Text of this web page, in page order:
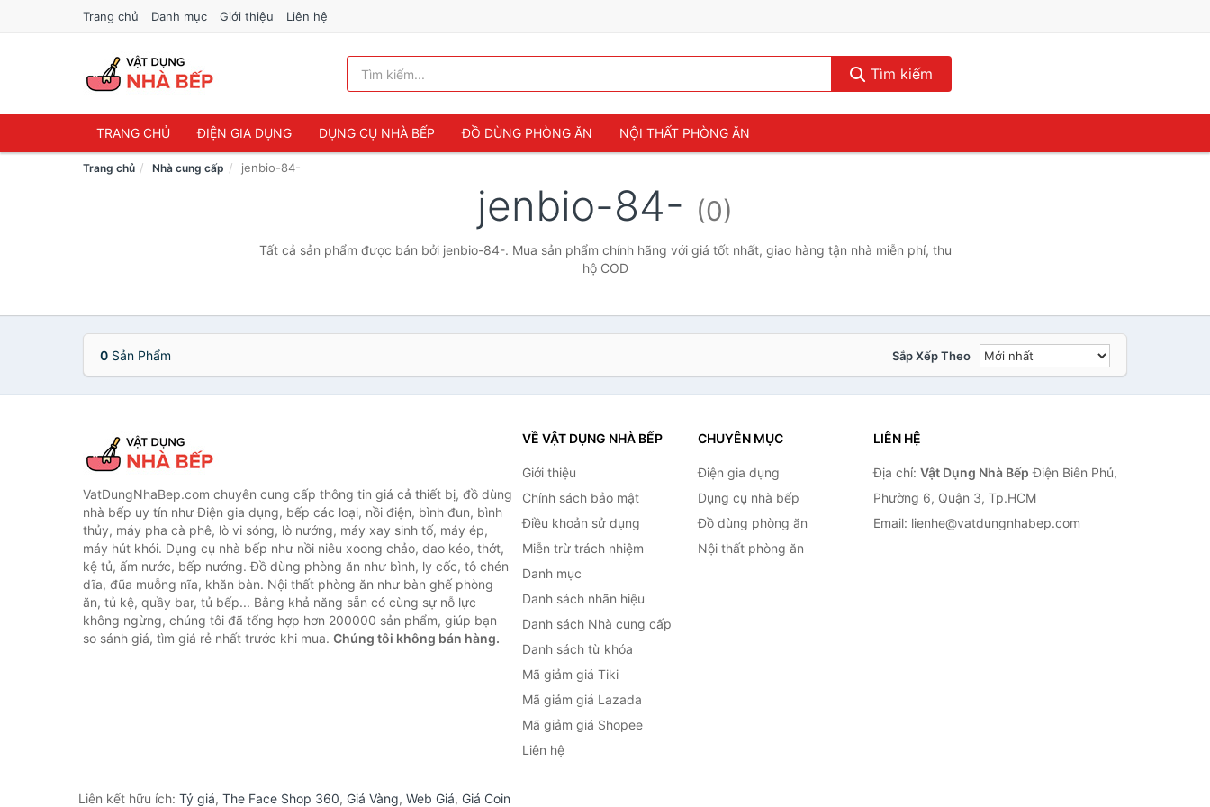
Trang chủ Danh mục Giới thiệu Liên hệ
Tìm kiếm
TRANG CHỦ ĐIỆN GIA DỤNG DỤNG CỤ NHÀ BẾP ĐỒ DÙNG PHÒNG ĂN NỘI THẤT PHÒNG ĂN
Trang chủ Nhà cung cấp jenbio-84-
jenbio-84- (0)
Tất cả sản phẩm được bán bởi jenbio-84-. Mua sản phẩm chính hãng với giá tốt nhất, giao hàng tận nhà miễn phí, thu
hộ COD
0 Sản Phẩm Sắp Xếp Theo
VatDungNhaBep.com chuyên cung cấp thông tin giá cả thiết bị, đồ dùng
nhà bếp uy tín như Điện gia dụng, bếp các loại, nồi điện, bình đun, bình
thủy, máy pha cà phê, lò vi sóng, lò nướng, máy xay sinh tố, máy ép,
máy hút khói. Dụng cụ nhà bếp như nồi niêu xoong chảo, dao kéo, thớt,
kệ tủ, ấm nước, bếp nướng. Đồ dùng phòng ăn như bình, ly cốc, tô chén
dĩa, đũa muỗng nĩa, khăn bàn. Nội thất phòng ăn như bàn ghế phòng
ăn, tủ kệ, quầy bar, tủ bếp... Bằng khả năng sẵn có cùng sự nỗ lực
không ngừng, chúng tôi đã tổng hợp hơn 200000 sản phẩm, giúp bạn
so sánh giá, tìm giá rẻ nhất trước khi mua. Chúng tôi không bán hàng.
VỀ VẬT DỤNG NHÀ BẾP
Giới thiệu
Chính sách bảo mật
Điều khoản sử dụng
Miễn trừ trách nhiệm
Danh mục
Danh sách nhãn hiệu
Danh sách Nhà cung cấp
Danh sách từ khóa
Mã giảm giá Tiki
Mã giảm giá Lazada
Mã giảm giá Shopee
Liên hệ
CHUYÊN MỤC
Điện gia dụng
Dụng cụ nhà bếp
Đồ dùng phòng ăn
Nội thất phòng ăn
LIÊN HỆ
Địa chỉ: Vật Dụng Nhà Bếp Điện Biên Phủ,
Phường 6, Quận 3, Tp.HCM
Email: lienhe@vatdungnhabep.com
Liên kết hữu ích: Tỷ giá, The Face Shop 360, Giá Vàng, Web Giá, Giá Coin